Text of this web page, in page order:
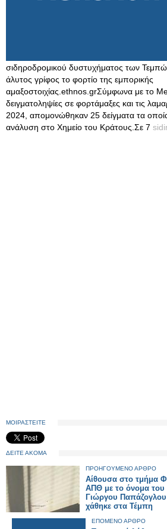
σιδηροδρομικού δυστυχήματος των
άλυτος γρίφος το φορτίο της εμπορικής
αμαξοστοιχίας.ethnos.grΣύμφωνα με το
δειγματοληψίες σε φορτάμαξες και τις
2024, απομονώθηκαν 25 δείγματα τα
ανάλυση στο Χημείο του Κράτους.Σε 7
ΜΟΙΡΑΣΤΕΙΤΕ
ΔΕΙΤΕ ΑΚΟΜΑ
ΠΡΟΗΓΟΥΜΕΝΟ ΑΡΘΡΟ
Αίθουσα στο τμήμα
ΑΠΘ με το όνομα του
Γιώργου
χάθηκε στα Τέμπη
ΕΠΟΜΕΝΟ ΑΡΘΡΟ